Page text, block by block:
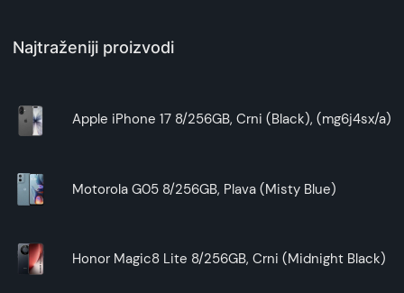
Najtraženiji proizvodi
Apple iPhone 17 8/256GB, Crni (Black), (mg6j4sx/a)
Motorola G05 8/256GB, Plava (Misty Blue)
Honor Magic8 Lite 8/256GB, Crni (Midnight Black)